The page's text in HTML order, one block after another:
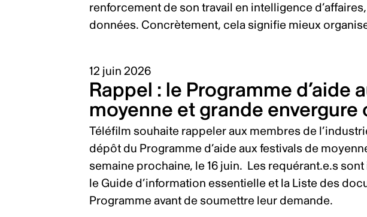
renforcement de son travail en intelligence
données. Concrètement, cela signifie mieux
12 juin 2026
Rappel : le Programme d’aide
moyenne et grande
Téléfilm souhaite rappeler aux membres de
dépôt du Programme d’aide aux festivals de
semaine prochaine, le 16 juin. Les requérant.e.s
le Guide d’information essentielle et la Liste des
Programme avant de soumettre leur demande.